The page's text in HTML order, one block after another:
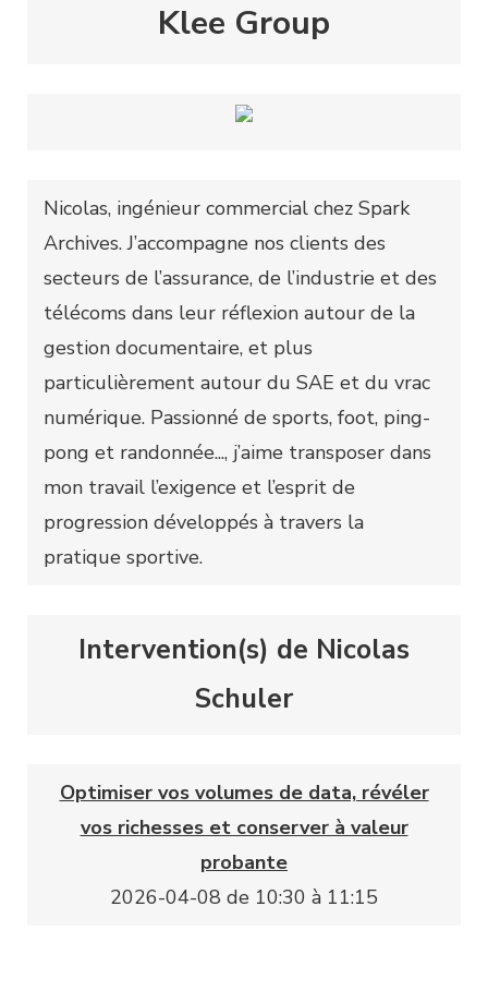
Klee Group
Nicolas, ingénieur commercial chez Spark
Archives. J’accompagne nos clients des
secteurs de l’assurance, de l’industrie et des
télécoms dans leur réflexion autour de la
gestion documentaire, et plus
particulièrement autour du SAE et du vrac
numérique. Passionné de sports, foot, ping-
pong et randonnée..., j’aime transposer dans
mon travail l’exigence et l’esprit de
progression développés à travers la
pratique sportive.
Intervention(s) de Nicolas
Schuler
Optimiser vos volumes de data, révéler
vos richesses et conserver à valeur
probante
2026-04-08 de 10:30 à 11:15